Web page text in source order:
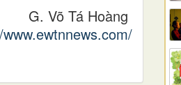
G. Võ Tá Hoàng